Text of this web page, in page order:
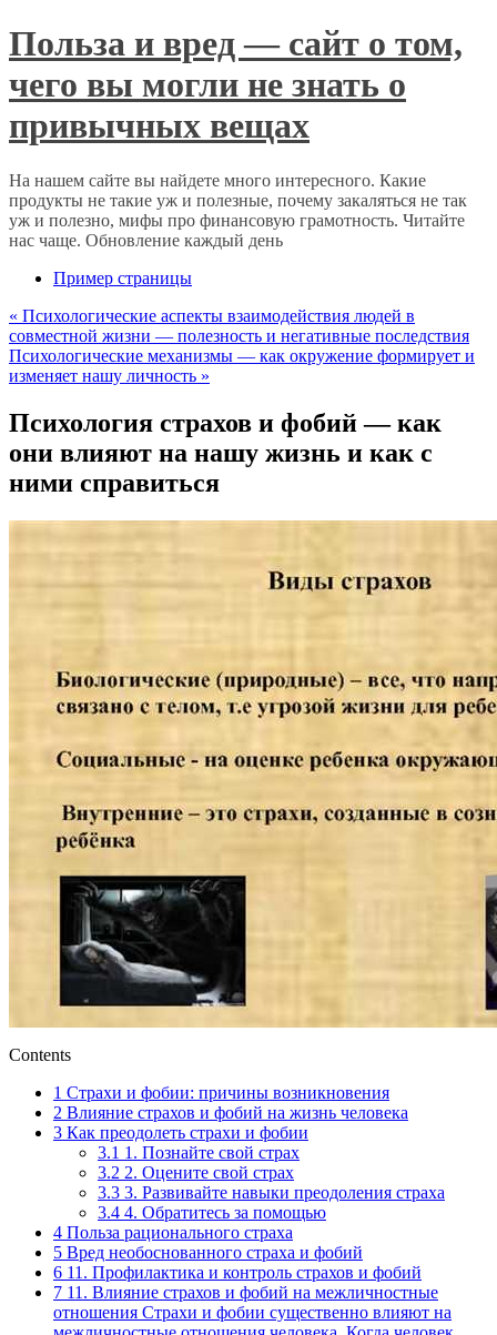
Польза и вред — сайт о том,
чего вы могли не знать о
привычных вещах
На нашем сайте вы найдете много интересного. Какие
продукты не такие уж и полезные, почему закаляться не так
уж и полезно, мифы про финансовую грамотность. Читайте
нас чаще. Обновление каждый день
Пример страницы
« Психологические аспекты взаимодействия людей в
совместной жизни — полезность и негативные последствия
Психологические механизмы — как окружение формирует и
изменяет нашу личность »
Психология страхов и фобий — как
они влияют на нашу жизнь и как с
ними справиться
Contents
1 Страхи и фобии: причины возникновения
2 Влияние страхов и фобий на жизнь человека
3 Как преодолеть страхи и фобии
3.1 1. Познайте свой страх
3.2 2. Оцените свой страх
3.3 3. Развивайте навыки преодоления страха
3.4 4. Обратитесь за помощью
4 Польза рационального страха
5 Вред необоснованного страха и фобий
6 11. Профилактика и контроль страхов и фобий
7 11. Влияние страхов и фобий на межличностные
отношения Страхи и фобии существенно влияют на